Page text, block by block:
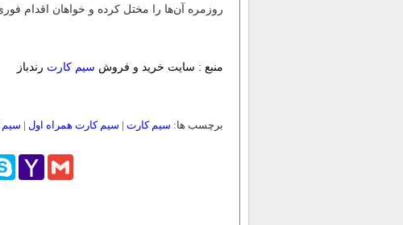
روزمره آن‌ها را مختل کرده و خواهان اقدام
منبع : سایت خرید و فروش سیم کارت رندباز
برچسب ها: سیم کارت | سیم کارت همراه اول | سیم
Yahoo Gmail